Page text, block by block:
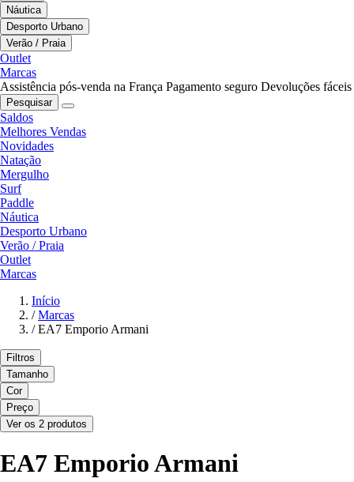
Náutica
Desporto Urbano
Verão / Praia
Outlet
Marcas
Assistência pós-venda na França Pagamento seguro Devoluções fáceis
Pesquisar
Saldos
Melhores Vendas
Novidades
Natação
Mergulho
Surf
Paddle
Náutica
Desporto Urbano
Verão / Praia
Outlet
Marcas
Início
/ Marcas
/ EA7 Emporio Armani
Filtros
Tamanho
Cor
Preço
Ver os 2 produtos
EA7 Emporio Armani